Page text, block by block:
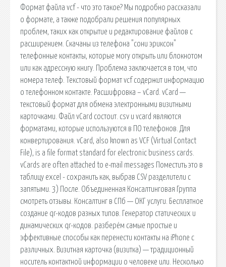
Формат файла vcf - что это такое? Мы подробно рассказали
о формате, а также подобрали решения популярных
проблем, таких как открытие и редактирование файлов с
расширением. Скачаны из телефона "сони эриксон"
телефонные контакты, которые могу открыть или блокнотом
или как адрессную книгу. Проблема заключается в том, что
номера телеф. Текстовый формат vcf содержит информацию
о телефонном контакте. Расшифровка – vCard. vCard —
текстовый формат для обмена электронными визитными
карточками. Файл vCard состоит. csv и vcard являются
форматами, которые используются в ПО телефонов. Для
конвертирования. vCard, also known as VCF (Virtual Contact
File), is a file format standard for electronic business cards.
vCards are often attached to e-mail messages Поместить это в
таблицу excel - сохранить как, выбрав CSV разделители с
запятыми. 3) После. Объединенная Консалтинговая Группа
смотреть отзывы. Консалтинг в СПб — ОКГ услуги. Бесплатное
создание qr-кодов разных типов. Генератор статических и
динамических qr-кодов. разберём самые простые и
эффективные способы как перенести контакты на iPhone с
различных. Визитная карточка (визитка) — традиционный
носитель контактной информации о человеке или. Несколько